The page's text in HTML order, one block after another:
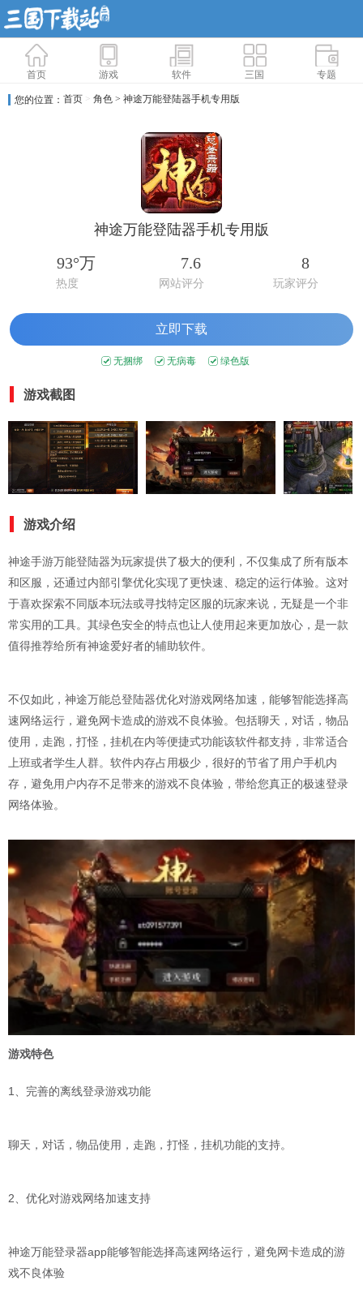
首页 游戏 软件 三国 专题
您的位置： 首页 > 角色 > 神途万能登陆器手机专用版
神途万能登陆器手机专用版
93°万
热度
7.6
网站评分
8
玩家评分
立即下载
无捆绑 无病毒 绿色版
游戏截图
游戏介绍
神途手游万能登陆器为玩家提供了极大的便利，不仅集成了所有版本
和区服，还通过内部引擎优化实现了更快速、稳定的运行体验。这对
于喜欢探索不同版本玩法或寻找特定区服的玩家来说，无疑是一个非
常实用的工具。其绿色安全的特点也让人使用起来更加放心，是一款
值得推荐给所有神途爱好者的辅助软件。
不仅如此，神途万能总登陆器优化对游戏网络加速，能够智能选择高
速网络运行，避免网卡造成的游戏不良体验。包括聊天，对话，物品
使用，走跑，打怪，挂机在内等便捷式功能该软件都支持，非常适合
上班或者学生人群。软件内存占用极少，很好的节省了用户手机内
存，避免用户内存不足带来的游戏不良体验，带给您真正的极速登录
网络体验。
游戏特色
1、完善的离线登录游戏功能
聊天，对话，物品使用，走跑，打怪，挂机功能的支持。
2、优化对游戏网络加速支持
神途万能登录器app能够智能选择高速网络运行，避免网卡造成的游
戏不良体验